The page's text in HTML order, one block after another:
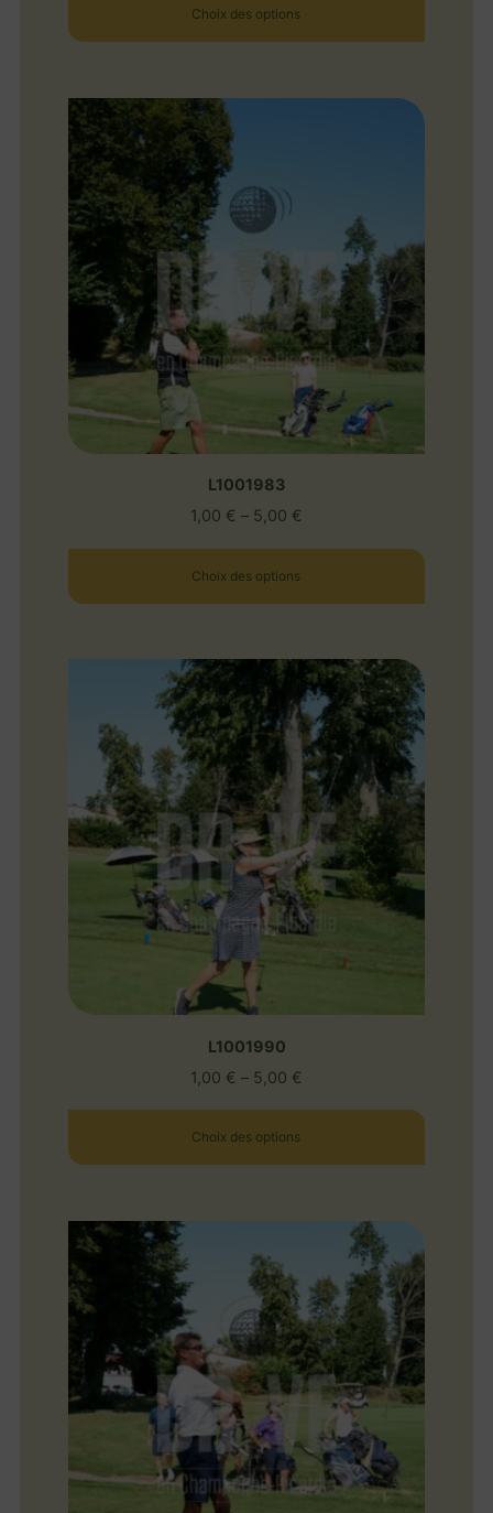
Choix des options
L1001983
1,00 € – 5,00 €
Choix des options
L1001990
1,00 € – 5,00 €
Choix des options